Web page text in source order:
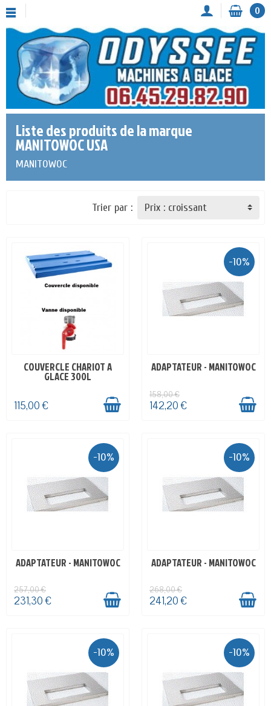
0
Liste des produits de la marque
MANITOWOC USA
MANITOWOC
Trier par :
EN STOCK
COUVERCLE CHARIOT A
GLACE 300L
115,00 €
-10%
EN STOCK
ADAPTATEUR - MANITOWOC
158,00 €
142,20 €
-10%
EN STOCK
ADAPTATEUR - MANITOWOC
257,00 €
231,30 €
-10%
EN STOCK
ADAPTATEUR - MANITOWOC
268,00 €
241,20 €
-10% -10%